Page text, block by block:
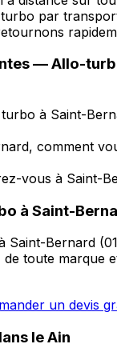
par
—Allo-
à Saint-
comment
vous à Saint-
à Saint-
Saint-Bernard (
de toute marque
un devis
leAin